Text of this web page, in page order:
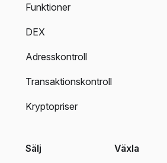
Funktioner
DEX
Adresskontroll
Transaktionskontroll
Kryptopriser
Sälj Växla